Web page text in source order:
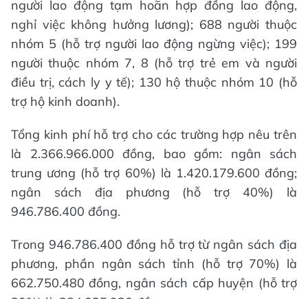
người lao động tạm hoãn hợp đồng lao động,
nghỉ việc không hưởng lương); 688 người thuộc
nhóm 5 (hỗ trợ người lao động ngừng việc); 199
người thuộc nhóm 7, 8 (hỗ trợ trẻ em và người
điều trị, cách ly y tế); 130 hộ thuộc nhóm 10 (hỗ
trợ hộ kinh doanh).
Tổng kinh phí hỗ trợ cho các trường hợp nêu trên
là 2.366.966.000 đồng, bao gồm: ngân sách
trung ương (hỗ trợ 60%) là 1.420.179.600 đồng;
ngân sách địa phương (hỗ trợ 40%) là
946.786.400 đồng.
Trong 946.786.400 đồng hỗ trợ từ ngân sách địa
phương, phần ngân sách tỉnh (hỗ trợ 70%) là
662.750.480 đồng, ngân sách cấp huyện (hỗ trợ